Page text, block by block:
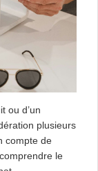
ou d’un
plusieurs
compte de
le